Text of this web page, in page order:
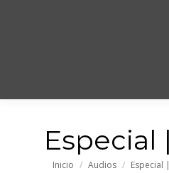
Estás aquí:
Inicio Audios Especial